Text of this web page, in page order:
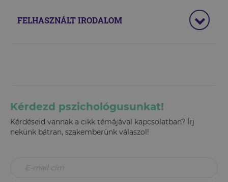
FELHASZNÁLT IRODALOM
Kérdezd pszichológusunkat!
Kérdéseid vannak a cikk témájával kapcsolatban? Írj
nekünk bátran, szakemberünk válaszol!